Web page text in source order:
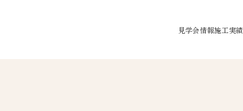
見学会情報施工実績